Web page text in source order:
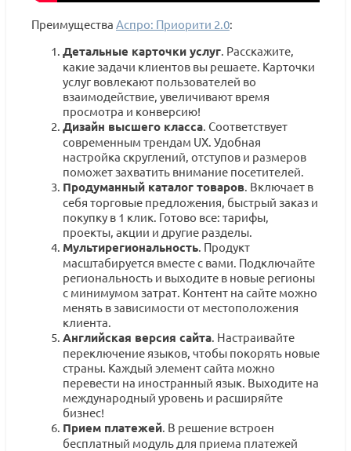
Преимущества Аспро: Приорити 2.0:
Детальные карточки услуг. Расскажите,
какие задачи клиентов вы решаете. Карточки
услуг вовлекают пользователей во
взаимодействие, увеличивают время
просмотра и конверсию!
Дизайн высшего класса. Соответствует
современным трендам UX. Удобная
настройка скруглений, отступов и размеров
поможет захватить внимание посетителей.
Продуманный каталог товаров. Включает в
себя торговые предложения, быстрый заказ и
покупку в 1 клик. Готово все: тарифы,
проекты, акции и другие разделы.
Мультирегиональность. Продукт
масштабируется вместе с вами. Подключайте
региональность и выходите в новые регионы
с минимумом затрат. Контент на сайте можно
менять в зависимости от местоположения
клиента.
Английская версия сайта. Настраивайте
переключение языков, чтобы покорять новые
страны. Каждый элемент сайта можно
перевести на иностранный язык. Выходите на
международный уровень и расширяйте
бизнес!
Прием платежей. В решение встроен
бесплатный модуль для приема платежей